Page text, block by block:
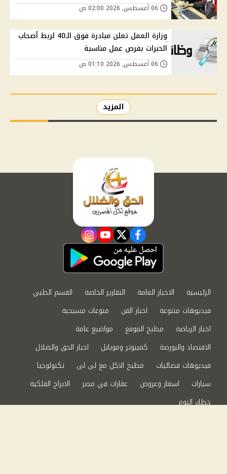
وزارة العمل تعلن مبادرة فوق الـ40 لربط أصحاب
الخبرات بفرص عمل مناسبة
المزيد
facebook
twitter
youtube
instagram
الرئيسية الاخبار العامة التقارير الخاصة
القسم الطبي
فيديوهات متنوعة
اخبار الفن
منوعات مسيحية
اخبار الرياضة
مطبخ الموقع
مواضيع عامة
الاقتصاد والبورصة
كمبيوتر وموبايل
اخبار الحق والضلال
فيديوهات فضائيات
مطبخ الاكل مع لى لى
تكنولوجيا
سيارات
اسعار وعروض عقارات في مصر
الابراج الفلكية
حظك اليوم